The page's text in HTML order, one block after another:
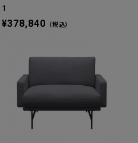
1
¥378,840 （税込）